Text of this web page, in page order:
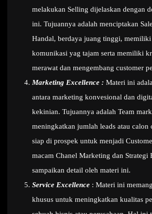
melakukan Selling dijelaskan dengan
ini. Tujuannya adalah menciptakan
Handal, berdaya juang tinggi, memiliki
komunikasi yag tajam serta memiliki
merawat dan mengembang customer
Marketing Excellence : Materi ini
antara marketing konvesional dan
kekinian. Tujuannya adalah Team
meningkatkan jumlah leads atau calon
siap di prospek untuk menjadi
macam Chanel Marketing dan Strategi
sampaikan detail oleh materi ini.
Service Excellence : Materi ini
khusus untuk meningkatkan kualitas